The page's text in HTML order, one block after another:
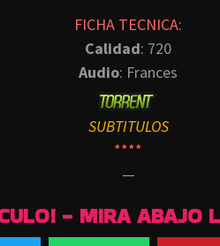
FICHA TECNICA:
Calidad: 720
Audio: Frances
SUBTITULOS
****
—
- MIRA ABAJO